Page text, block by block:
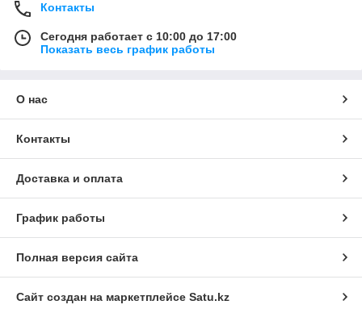
Контакты
Сегодня работает с 10:00 до 17:00
Показать весь график работы
О нас
Контакты
Доставка и оплата
График работы
Полная версия сайта
Сайт создан на маркетплейсе Satu.kz